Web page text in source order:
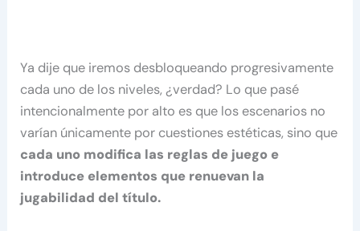
Ya dije que iremos desbloqueando progresivamente
cada uno de los niveles, ¿verdad? Lo que pasé
intencionalmente por alto es que los escenarios no
varían únicamente por cuestiones estéticas, sino que
cada uno modifica las reglas de juego e
introduce elementos que renuevan la
jugabilidad del título.